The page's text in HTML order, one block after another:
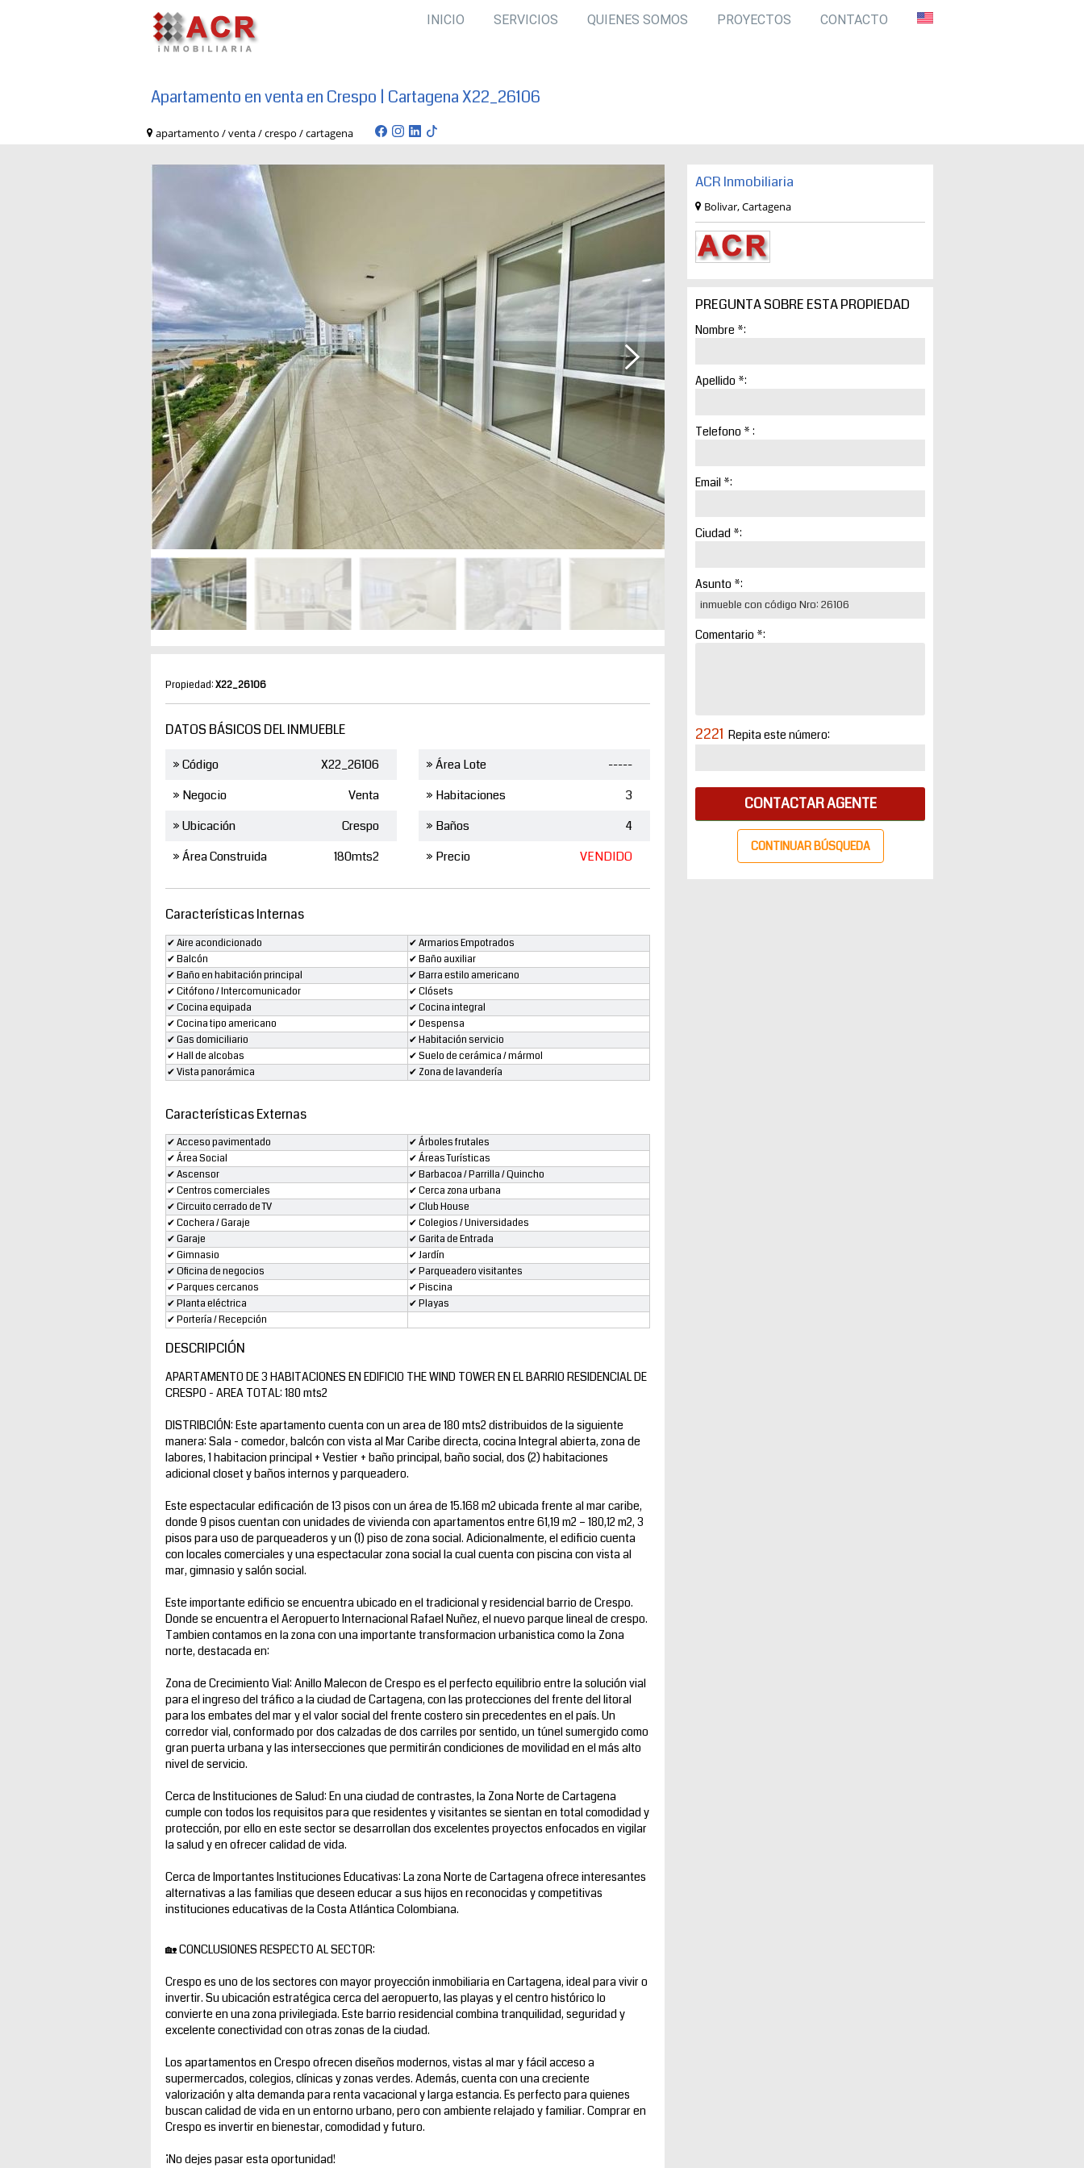
INICIO SERVICIOS QUIENES SOMOS PROYECTOS CONTACTO
Apartamento en venta en Crespo | Cartagena X22_26106
apartamento / venta / crespo / cartagena
Propiedad:X22_26106
DATOS BÁSICOS DEL INMUEBLE
» Código
X22_26106
» Negocio
Venta
» Ubicación
Crespo
» Área Construida
180mts2
» Área Lote
-----
» Habitaciones
3
» Baños
4
» Precio
VENDIDO
Características Internas
✔ Aire acondicionado
✔ Armarios Empotrados
✔ Balcón
✔ Baño auxiliar
✔ Baño en habitación principal
✔ Barra estilo americano
✔ Citófono / Intercomunicador
✔ Clósets
✔ Cocina equipada
✔ Cocina integral
✔ Cocina tipo americano
✔ Despensa
✔ Gas domiciliario
✔ Habitación servicio
✔ Hall de alcobas
✔ Suelo de cerámica / mármol
✔ Vista panorámica
✔ Zona de lavandería
Características Externas
✔ Acceso pavimentado
✔ Árboles frutales
✔ Área Social
✔ Áreas Turísticas
✔ Ascensor
✔ Barbacoa / Parrilla / Quincho
✔ Centros comerciales
✔ Cerca zona urbana
✔ Circuito cerrado de TV
✔ Club House
✔ Cochera / Garaje
✔ Colegios / Universidades
✔ Garaje
✔ Garita de Entrada
✔ Gimnasio
✔ Jardín
✔ Oficina de negocios
✔ Parqueadero visitantes
✔ Parques cercanos
✔ Piscina
✔ Planta eléctrica
✔ Playas
✔ Portería / Recepción
DESCRIPCIÓN
APARTAMENTO DE 3 HABITACIONES EN EDIFICIO THE WIND TOWER EN EL BARRIO RESIDENCIAL DE
CRESPO - AREA TOTAL: 180 mts2
DISTRIBCIÓN: Este apartamento cuenta con un area de 180 mts2 distribuidos de la siguiente
manera: Sala - comedor, balcón con vista al Mar Caribe directa, cocina Integral abierta, zona de
labores, 1 habitacion principal + Vestier + baño principal, baño social, dos (2) habitaciones
adicional closet y baños internos y parqueadero.
Este espectacular edificación de 13 pisos con un área de 15.168 m2 ubicada frente al mar caribe,
donde 9 pisos cuentan con unidades de vivienda con apartamentos entre 61,19 m2 – 180,12 m2, 3
pisos para uso de parqueaderos y un (1) piso de zona social. Adicionalmente, el edificio cuenta
con locales comerciales y una espectacular zona social la cual cuenta con piscina con vista al
mar, gimnasio y salón social.
Este importante edificio se encuentra ubicado en el tradicional y residencial barrio de Crespo.
Donde se encuentra el Aeropuerto Internacional Rafael Nuñez, el nuevo parque lineal de crespo.
Tambien contamos en la zona con una importante transformacion urbanistica como la Zona
norte, destacada en:
Zona de Crecimiento Vial: Anillo Malecon de Crespo es el perfecto equilibrio entre la solución vial
para el ingreso del tráfico a la ciudad de Cartagena, con las protecciones del frente del litoral
para los embates del mar y el valor social del frente costero sin precedentes en el país. Un
corredor vial, conformado por dos calzadas de dos carriles por sentido, un túnel sumergido como
gran puerta urbana y las intersecciones que permitirán condiciones de movilidad en el más alto
nivel de servicio.
Cerca de Instituciones de Salud: En una ciudad de contrastes, la Zona Norte de Cartagena
cumple con todos los requisitos para que residentes y visitantes se sientan en total comodidad y
protección, por ello en este sector se desarrollan dos excelentes proyectos enfocados en vigilar
la salud y en ofrecer calidad de vida.
Cerca de Importantes Instituciones Educativas: La zona Norte de Cartagena ofrece interesantes
alternativas a las familias que deseen educar a sus hijos en reconocidas y competitivas
instituciones educativas de la Costa Atlántica Colombiana.
🏡 CONCLUSIONES RESPECTO AL SECTOR:
Crespo es uno de los sectores con mayor proyección inmobiliaria en Cartagena, ideal para vivir o
invertir. Su ubicación estratégica cerca del aeropuerto, las playas y el centro histórico lo
convierte en una zona privilegiada. Este barrio residencial combina tranquilidad, seguridad y
excelente conectividad con otras zonas de la ciudad.
Los apartamentos en Crespo ofrecen diseños modernos, vistas al mar y fácil acceso a
supermercados, colegios, clínicas y zonas verdes. Además, cuenta con una creciente
valorización y alta demanda para renta vacacional y larga estancia. Es perfecto para quienes
buscan calidad de vida en un entorno urbano, pero con ambiente relajado y familiar. Comprar en
Crespo es invertir en bienestar, comodidad y futuro.
¡No dejes pasar esta oportunidad!
ACR Inmobiliaria
Bolivar, Cartagena
PREGUNTA SOBRE ESTA PROPIEDAD
Nombre *:
Apellido *:
Telefono * :
Email *:
Ciudad *:
Asunto *:
Comentario *:
2221 Repita este número:
CONTACTAR AGENTE
CONTINUAR BÚSQUEDA